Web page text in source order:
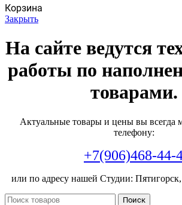
Корзина
Закрыть
На сайте ведутся
работы по
товарами.
Актуальные товары и цены вы всегда
телефону:
+7(906)468-44-
или по адресу нашей Студии:
Поиск